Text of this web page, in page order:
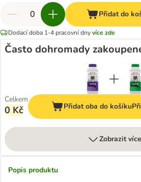
Přidat do
Dodací doba 1-4 pracovní dnyvíce zde
Často dohromady
Celkem
0 Kč Přidat oba do košíku
Zobrazit více
Popis produktu